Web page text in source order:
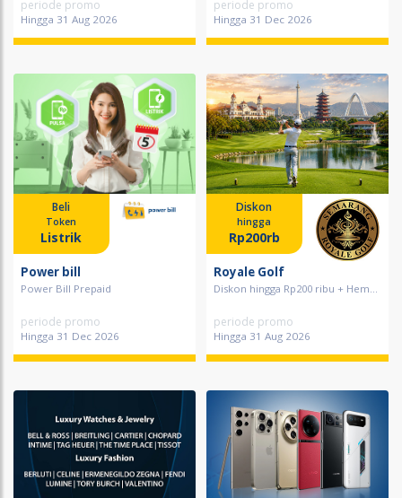
periode promo
Hingga 31 Aug 2026
periode promo
Hingga 31 Dec 2026
Beli
Token
Listrik
Power bill
Power Bill Prepaid
periode promo
Hingga 31 Dec 2026
Diskon
hingga
Rp200rb
Royale Golf
Diskon hingga Rp200 ribu + Hem...
periode promo
Hingga 31 Aug 2026